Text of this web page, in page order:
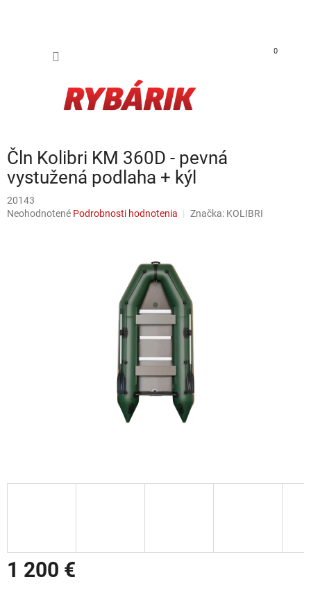
0
Čln Kolibri KM 360D - pevná
vystužená podlaha + kýl
20143
Priemerné hodnotenie produktu je 0,0 z 5 hviezdičiek.
Neohodnotené Podrobnosti hodnotenia Značka: KOLIBRI
1 200 €